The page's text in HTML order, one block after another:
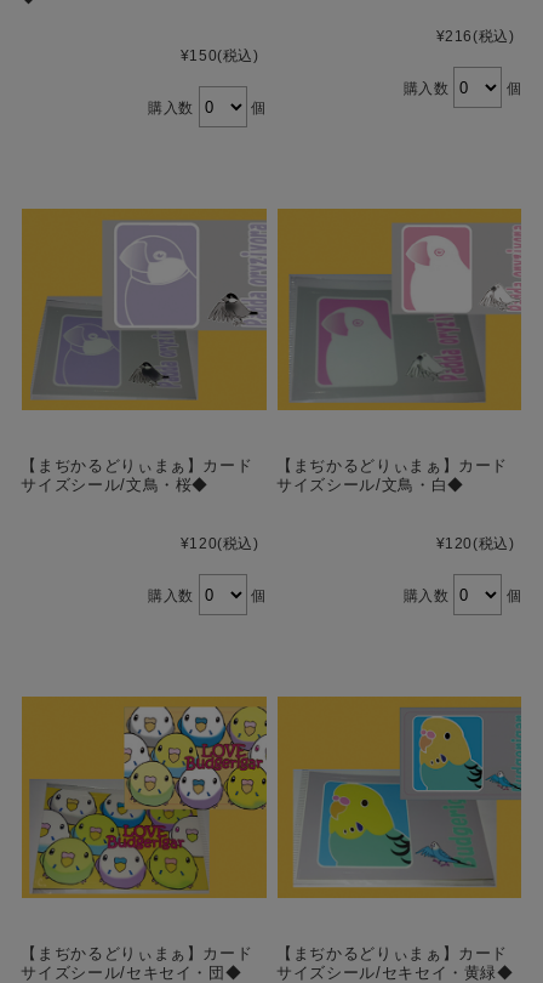
¥150(税込)
購入数 個
¥216(税込)
購入数 個
【まぢかるどりぃまぁ】カード
サイズシール/文鳥・桜◆
¥120(税込)
購入数 個
【まぢかるどりぃまぁ】カード
サイズシール/文鳥・白◆
¥120(税込)
購入数 個
【まぢかるどりぃまぁ】カード
サイズシール/セキセイ・団◆
【まぢかるどりぃまぁ】カード
サイズシール/セキセイ・黄緑◆